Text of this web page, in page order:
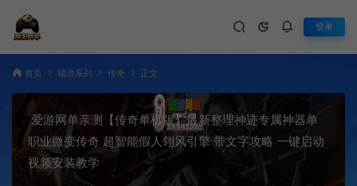
登录
首页 端游系列 传奇 正文
爱游网单亲测【传奇单机版】最新整理神迹专属神器单
职业微变传奇 超智能假人翎风引擎 带文字攻略 一键启动
视频安装教学